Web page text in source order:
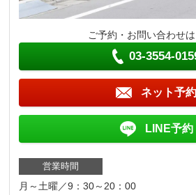
ご予約・お問い合わせ
03-3554-
ネット予約
LINE予約
営業時間
月～土曜／9：30～20：00